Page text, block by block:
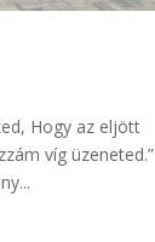
Hogy az eljött
víg üzeneted.”